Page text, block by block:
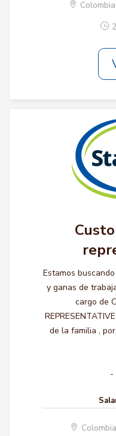
Estamos
y ganas de
cargo de
de la familia ,
-